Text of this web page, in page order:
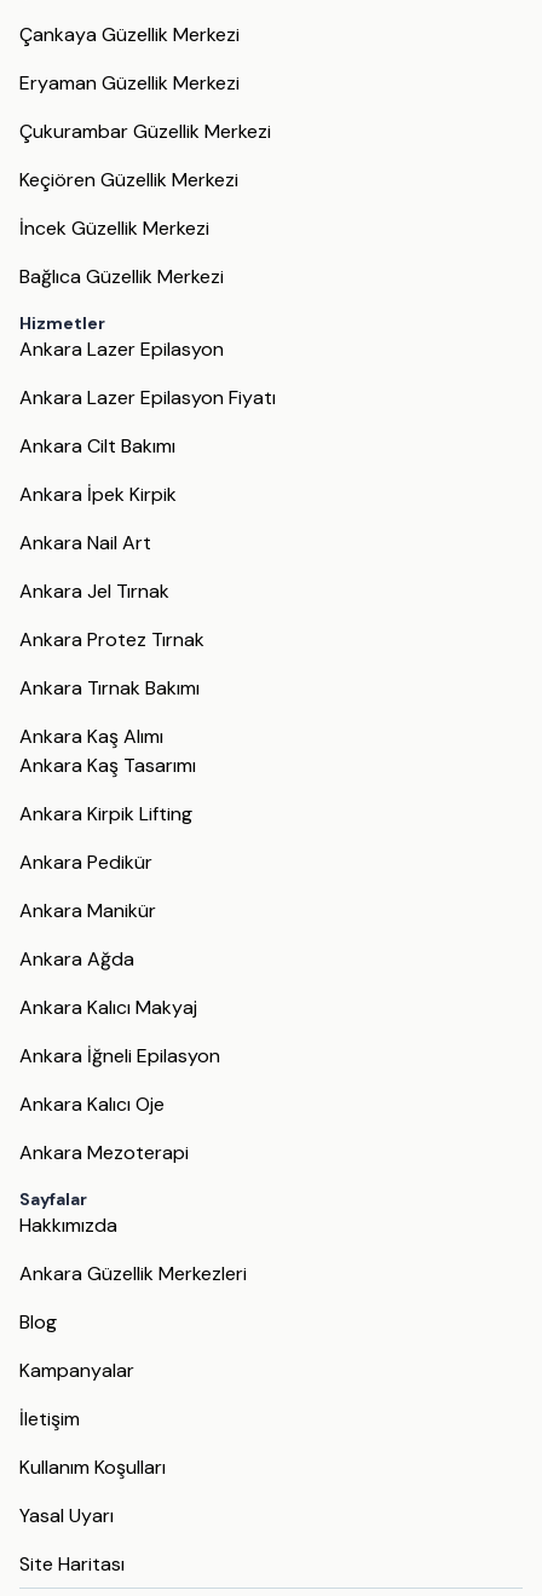
Çankaya Güzellik Merkezi
Eryaman Güzellik Merkezi
Çukurambar Güzellik Merkezi
Keçiören Güzellik Merkezi
İncek Güzellik Merkezi
Bağlıca Güzellik Merkezi
Hizmetler
Ankara Lazer Epilasyon
Ankara Lazer Epilasyon Fiyatı
Ankara Cilt Bakımı
Ankara İpek Kirpik
Ankara Nail Art
Ankara Jel Tırnak
Ankara Protez Tırnak
Ankara Tırnak Bakımı
Ankara Kaş Alımı
Ankara Kaş Tasarımı
Ankara Kirpik Lifting
Ankara Pedikür
Ankara Manikür
Ankara Ağda
Ankara Kalıcı Makyaj
Ankara İğneli Epilasyon
Ankara Kalıcı Oje
Ankara Mezoterapi
Sayfalar
Hakkımızda
Ankara Güzellik Merkezleri
Blog
Kampanyalar
İletişim
Kullanım Koşulları
Yasal Uyarı
Site Haritası